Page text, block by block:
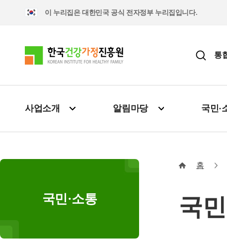
이 누리집은 대한민국 공식 전자정부 누리집입니다.
통
사업소개 알림마당 국민·
국민·소통
홈
국